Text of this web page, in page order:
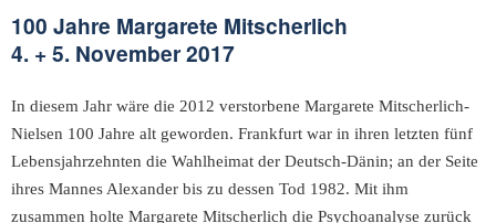
100 Jahre Margarete Mitscherlich
4. + 5. November 2017
In diesem Jahr wäre die 2012 verstorbene Margarete Mitscherlich-
Nielsen 100 Jahre alt geworden. Frankfurt war in ihren letzten fünf
Lebensjahrzehnten die Wahlheimat der Deutsch-Dänin; an der Seite
ihres Mannes Alexander bis zu dessen Tod 1982. Mit ihm
zusammen holte Margarete Mitscherlich die Psychoanalyse zurück